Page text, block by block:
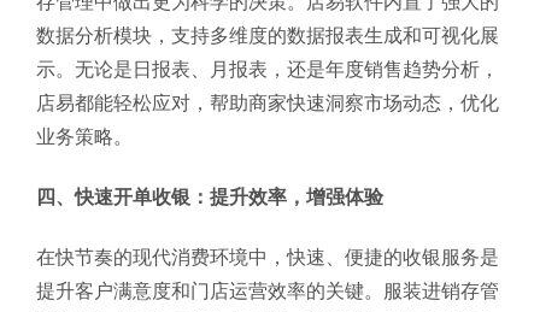
数据分析模块，支持多维度的数据报表生成和可视化展
示。无论是日报表、月报表，还是年度销售趋势分析，
店易都能轻松应对，帮助商家快速洞察市场动态，优化
业务策略。
四、快速开单收银：提升效率，增强体验
在快节奏的现代消费环境中，快速、便捷的收银服务是
提升客户满意度和门店运营效率的关键。服装进销存管